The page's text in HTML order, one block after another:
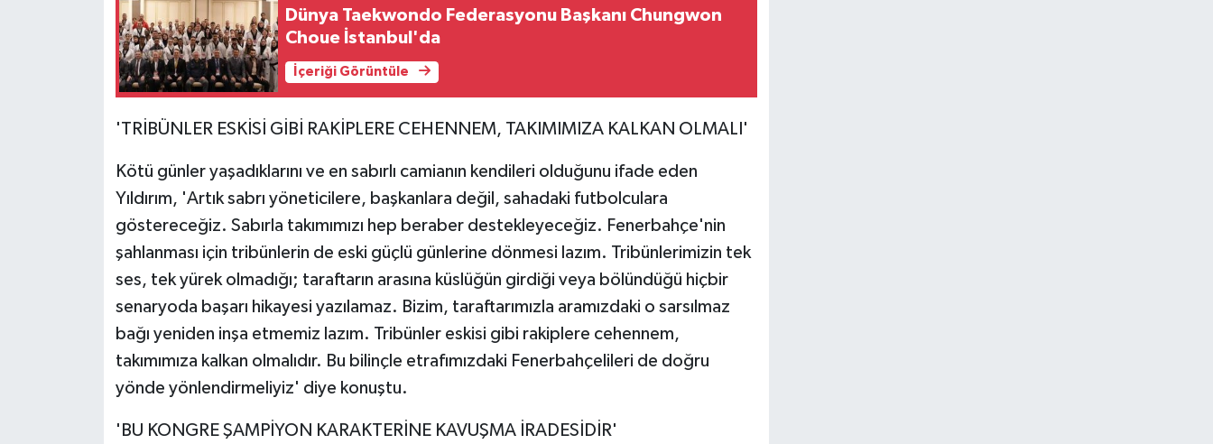
Dünya Taekwondo Federasyonu Başkanı Chungwon
Choue İstanbul'da
İçeriği Görüntüle
'TRİBÜNLER ESKİSİ GİBİ RAKİPLERE CEHENNEM, TAKIMIMIZA KALKAN OLMALI'
Kötü günler yaşadıklarını ve en sabırlı camianın kendileri olduğunu ifade eden
Yıldırım, 'Artık sabrı yöneticilere, başkanlara değil, sahadaki futbolculara
göstereceğiz. Sabırla takımımızı hep beraber destekleyeceğiz. Fenerbahçe'nin
şahlanması için tribünlerin de eski güçlü günlerine dönmesi lazım. Tribünlerimizin tek
ses, tek yürek olmadığı; taraftarın arasına küslüğün girdiği veya bölündüğü hiçbir
senaryoda başarı hikayesi yazılamaz. Bizim, taraftarımızla aramızdaki o sarsılmaz
bağı yeniden inşa etmemiz lazım. Tribünler eskisi gibi rakiplere cehennem,
takımımıza kalkan olmalıdır. Bu bilinçle etrafımızdaki Fenerbahçelileri de doğru
yönde yönlendirmeliyiz' diye konuştu.
'BU KONGRE ŞAMPİYON KARAKTERİNE KAVUŞMA İRADESİDİR'